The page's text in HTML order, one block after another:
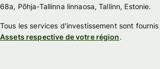
68a, Põhja-Tallinna linnaosa, Tallinn, Estonie.
Tous les services d'investissement sont
Assets respective de votre région.